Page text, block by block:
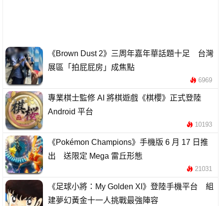
《Brown Dust 2》三周年嘉年華話題十足 台灣
展區「拍屁屁房」成焦點
6969
專業棋士監修 AI 將棋遊戲《棋櫻》正式登陸
Android 平台
10193
《Pokémon Champions》手機版 6 月 17 日推
出 送限定 Mega 雷丘形態
21031
《足球小將：My Golden XI》登陸手機平台 組
建夢幻黃金十一人挑戰最強陣容